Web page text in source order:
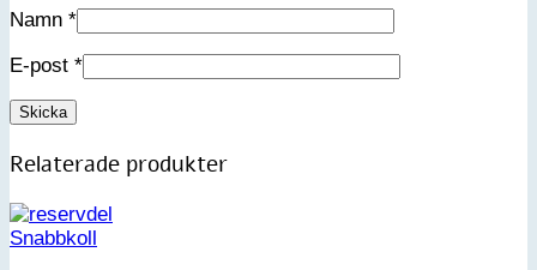
Namn *
E-post *
Relaterade produkter
Snabbkoll